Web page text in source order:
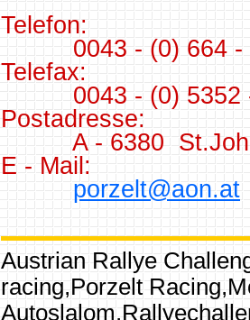
Telefon:
0043 - (0) 664 -
Telefax:
0043 - (0) 5352 -
Postadresse:
A - 6380
E - Mail:
porzelt@aon.at
Austrian Rallye
racing,Porzelt